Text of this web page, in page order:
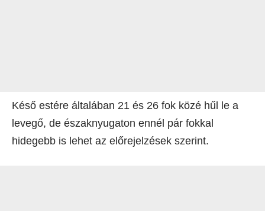
Késő estére általában 21 és 26 fok közé hűl le a
levegő, de északnyugaton ennél pár fokkal
hidegebb is lehet az előrejelzések szerint.